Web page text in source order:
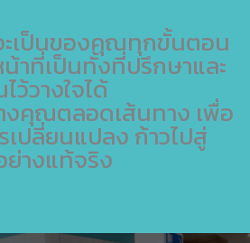
ะเป็นของคุณทุกขั้นตอน
าที่เป็นทั้งที่ปรึกษาและ
วางใจได้
งคุณตลอดเส้นทาง เพื่อ
เปลี่ยนแปลง ก้าวไปสู่
างแท้จริง